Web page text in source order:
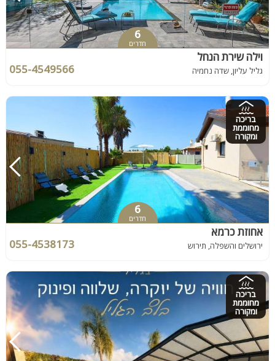
6
חדרים
וילה שירת הנחל
גליל עליון, שדה נחמיה 055-4549566
בריכה
מחוממת
ומקורה
6
חדרים
אחוזת כרמא
ירושלים והשפלה, תירוש 055-4538173
בריכה
מחוממת
ומקורה